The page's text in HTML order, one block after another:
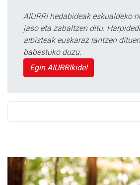
AIURRI hedabideak eskualdeko
jaso eta zabaltzen ditu.
albisteak euskaraz lantzen
babestuko duzu.
Egin AIURRIkide!